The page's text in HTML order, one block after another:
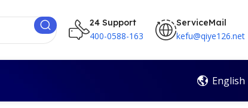
24 Support
400-0588-163
ServiceMail
kefu@qiye126.net
English